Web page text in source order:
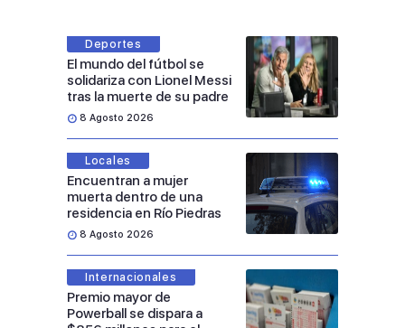
Deportes
El mundo del fútbol se
solidariza con Lionel Messi
tras la muerte de su padre
8 Agosto 2026
Locales
Encuentran a mujer
muerta dentro de una
residencia en Río Piedras
8 Agosto 2026
Internacionales
Premio mayor de
Powerball se dispara a